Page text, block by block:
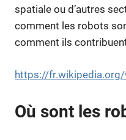
spatiale ou d’autres
comment les robots
comment ils
https://
Où sont les